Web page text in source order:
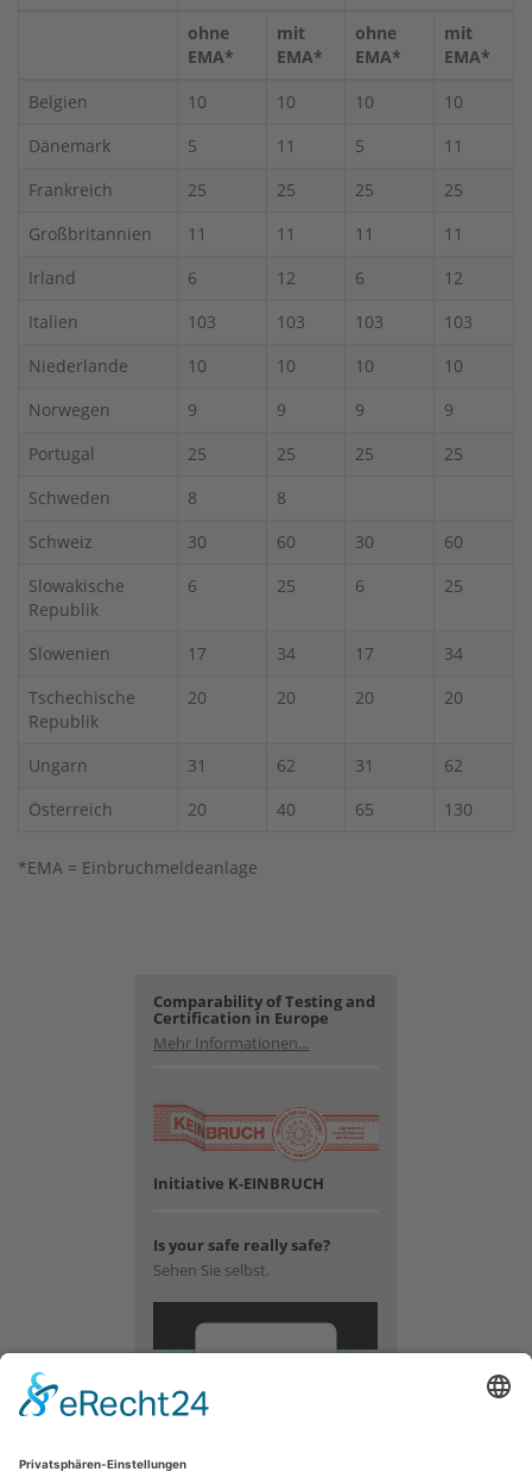
ohne
EMA*
mit
EMA*
ohne
EMA*
mit
EMA*
Belgien
10 10 10
10
Dänemark
5 11 5
11
Frankreich
25 25 25
25
Großbritannien
11 11 11
11
Irland
6 12 6
12
Italien
103 103 103
103
Niederlande
10 10 10
10
Norwegen
9 9 9
9
Portugal
25 25 25
25
Schweden
8
8
Schweiz
30 60 30
60
Slowakische
Republik
6 25 6 25
Slowenien 17 34 17
34
Tschechische
Republik
20 20 20 20
Ungarn 31 62 31
62
Österreich
20 40 65 130
*EMA = Einbruchmeldeanlage
Comparability of Testing and
Certification in Europe
Mehr Informationen...
Initiative K-EINBRUCH
Is your safe really safe?
Sehen Sie selbst.